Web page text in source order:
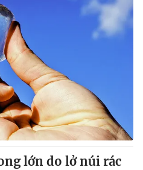
lớn do lở núi rác